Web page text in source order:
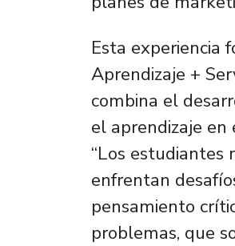
Esta experiencia
Aprendizaje +
combina el
el aprendizaje en
“Los estudiantes
enfrentan
pensamiento
problemas, que